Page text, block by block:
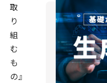
取
り
組
む
も
の』